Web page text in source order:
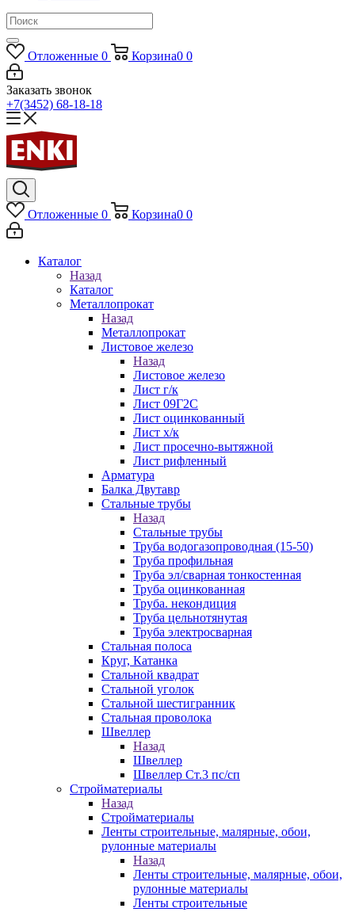
Отложенные 0 Корзина0 0
Заказать звонок
+7(3452) 68-18-18
Отложенные 0 Корзина0 0
Каталог
Назад
Каталог
Металлопрокат
Назад
Металлопрокат
Листовое железо
Назад
Листовое железо
Лист г/к
Лист 09Г2С
Лист оцинкованный
Лист х/к
Лист просечно-вытяжной
Лист рифленный
Арматура
Балка Двутавр
Стальные трубы
Назад
Стальные трубы
Труба водогазопроводная (15-50)
Труба профильная
Труба эл/сварная тонкостенная
Труба оцинкованная
Труба. некондиция
Труба цельнотянутая
Труба электросварная
Стальная полоса
Круг, Катанка
Стальной квадрат
Стальной уголок
Стальной шестигранник
Стальная проволока
Швеллер
Назад
Швеллер
Швеллер Ст.3 пс/сп
Стройматериалы
Назад
Стройматериалы
Ленты строительные, малярные, обои,
рулонные материалы
Назад
Ленты строительные, малярные, обои,
рулонные материалы
Ленты строительные